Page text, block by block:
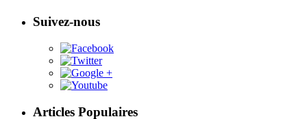
Suivez-nous
Articles Populaires